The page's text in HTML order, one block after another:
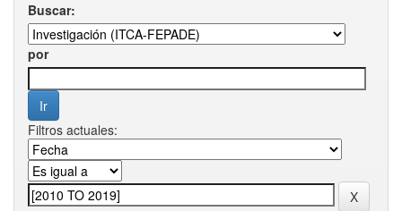
Buscar:
por
Filtros actuales: